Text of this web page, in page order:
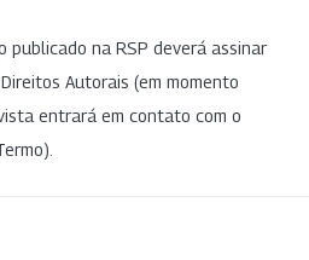
na RSP deverá assinar
Autorais (em momento
entrará em contato com o